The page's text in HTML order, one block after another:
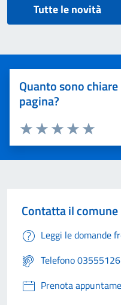
Tutte le novità
Quanto sono
pagina?
Valuta 5
Valuta 4
Valuta 3 stelle
Valuta 2 stelle su 5
Valuta 1 stelle su 5
Contatta il comune
Leggi le domande
Telefono
Prenota